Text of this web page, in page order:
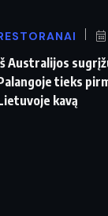
Australijos
tieks
kavą